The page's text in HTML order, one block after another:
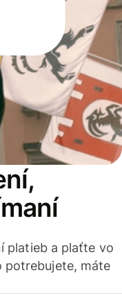
platieb a plaťte vo
potrebujete, máte